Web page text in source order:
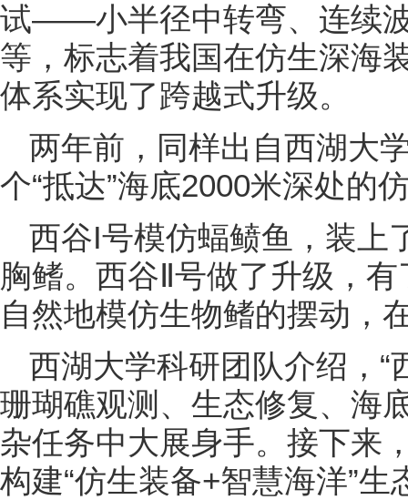
试——小半径中转弯、连续
等，标志着我国在仿生深海
体系实现了跨越式升级。
两年前，同样出自西湖大
个“抵达”海底2000米深处的
西谷I号模仿蝠鲼鱼，装上
胸鳍。西谷Ⅱ号做了升级，
自然地模仿生物鳍的摆动，
西湖大学科研团队介绍，“
珊瑚礁观测、生态修复、海
杂任务中大展身手。接下来
构建“仿生装备+智慧海洋”